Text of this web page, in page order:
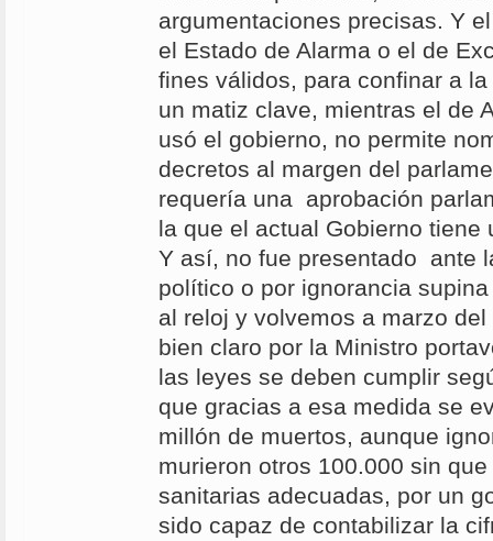
argumentaciones precisas. Y
el Estado de Alarma o el de
fines válidos, para confinar a
un matiz clave, mientras el de
usó el gobierno, no permite
decretos al margen del
requería una aprobación
la que el actual Gobierno tiene
Y así, no fue presentado ante
político o por ignorancia
al reloj y volvemos a marzo
bien claro por la Ministro
las leyes se deben cumplir
que gracias a esa medida se
millón de muertos, aunque
murieron otros 100.000 sin
sanitarias adecuadas, por un
sido capaz de contabilizar la